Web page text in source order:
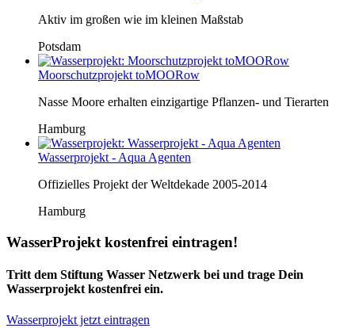
Aktiv im großen wie im kleinen Maßstab
Potsdam
Moorschutzprojekt toMOORow
Nasse Moore erhalten einzigartige Pflanzen- und Tierarten
Hamburg
Wasserprojekt - Aqua Agenten
Offizielles Projekt der Weltdekade 2005-2014
Hamburg
WasserProjekt kostenfrei eintragen!
Tritt dem Stiftung Wasser Netzwerk bei und trage Dein
Wasserprojekt kostenfrei ein.
Wasserprojekt jetzt eintragen